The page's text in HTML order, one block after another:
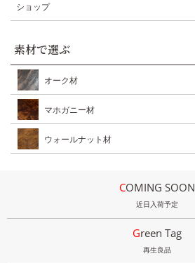
ショップ
素材で選ぶ
オーク材
マホガニー材
ウォールナット材
COMING SOON
近日入荷予定
Green Tag
再生良品